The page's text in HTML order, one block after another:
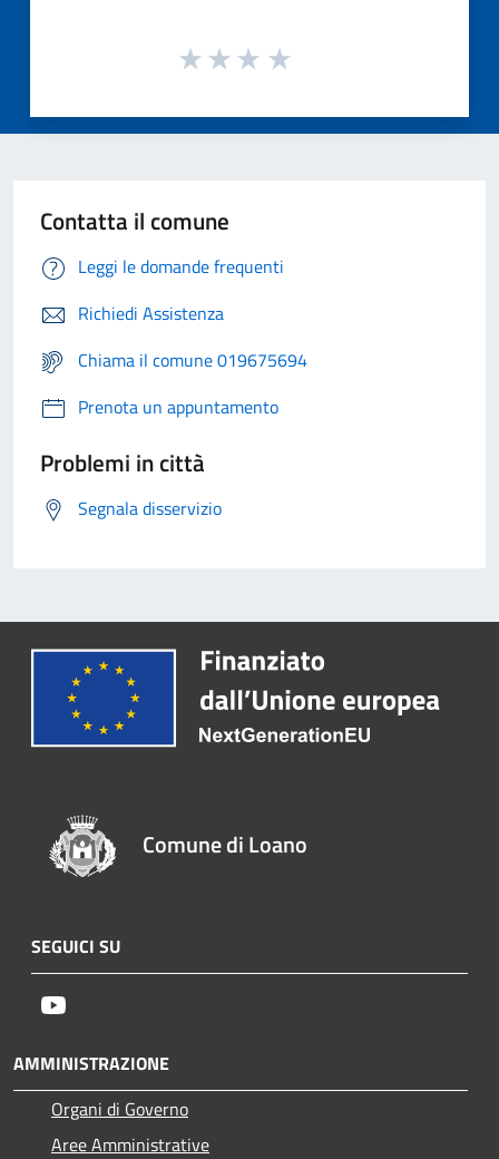
Contatta il comune
Leggi le domande frequenti
Richiedi Assistenza
Chiama il comune 019675694
Prenota un appuntamento
Problemi in città
Segnala disservizio
Comune di Loano
SEGUICI SU
AMMINISTRAZIONE
Organi di Governo
Aree Amministrative